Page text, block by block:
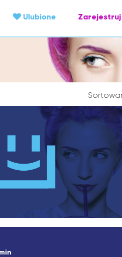
Ulubione Zarejestruj